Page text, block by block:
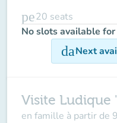
person
20 seats
No slots available
Next
Visite Ludique
en famille à partir de